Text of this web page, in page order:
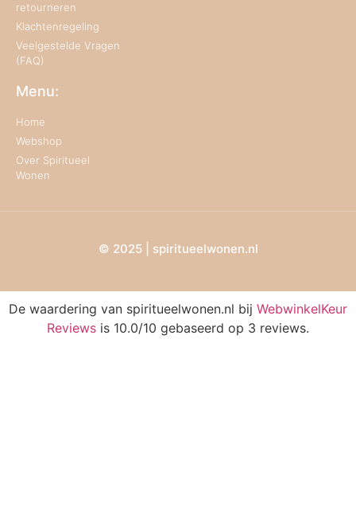
retourneren
Klachtenregeling
Veelgestelde Vragen
(FAQ)
Menu:
Home
Webshop
Over Spiritueel
Wonen
© 2025 | spiritueelwonen.nl
De waardering van spiritueelwonen.nl bij WebwinkelKeur
Reviews is 10.0/10 gebaseerd op 3 reviews.